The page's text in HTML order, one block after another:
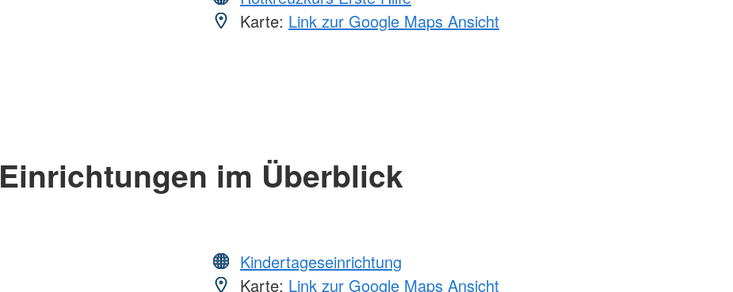
Karte: Link zur Google Maps Ansicht
Einrichtungen im Überblick
Kindertageseinrichtung
Karte: Link zur Google Maps Ansicht